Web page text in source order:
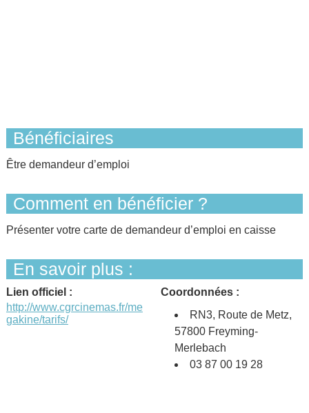
Bénéficiaires
Être demandeur d’emploi
Comment en bénéficier ?
Présenter votre carte de demandeur d’emploi en caisse
En savoir plus :
Lien officiel :
http://www.cgrcinemas.fr/me
gakine/tarifs/
Coordonnées :
RN3, Route de Metz,
57800 Freyming-
Merlebach ‎
03 87 00 19 28